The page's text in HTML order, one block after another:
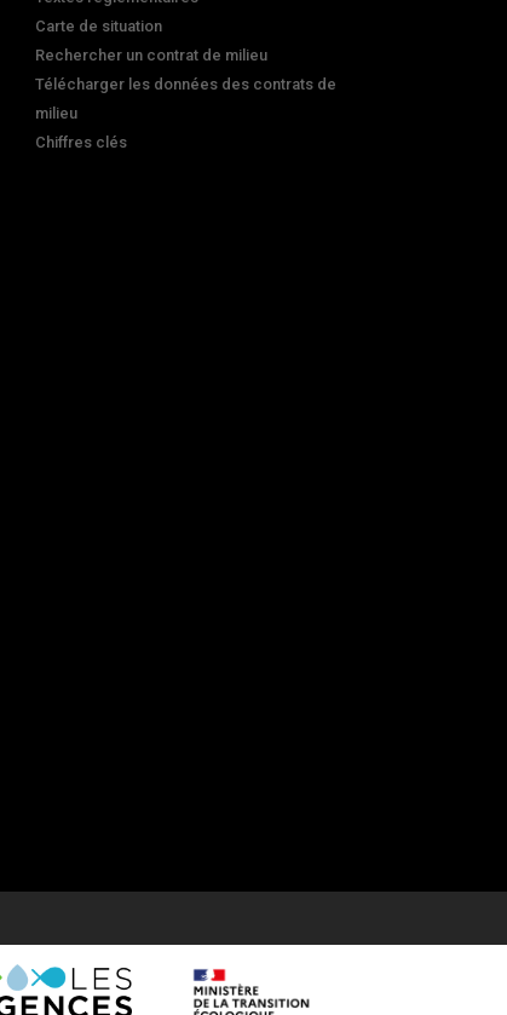
Carte de situation
Rechercher un contrat de milieu
Télécharger les données des contrats de
milieu
Chiffres clés